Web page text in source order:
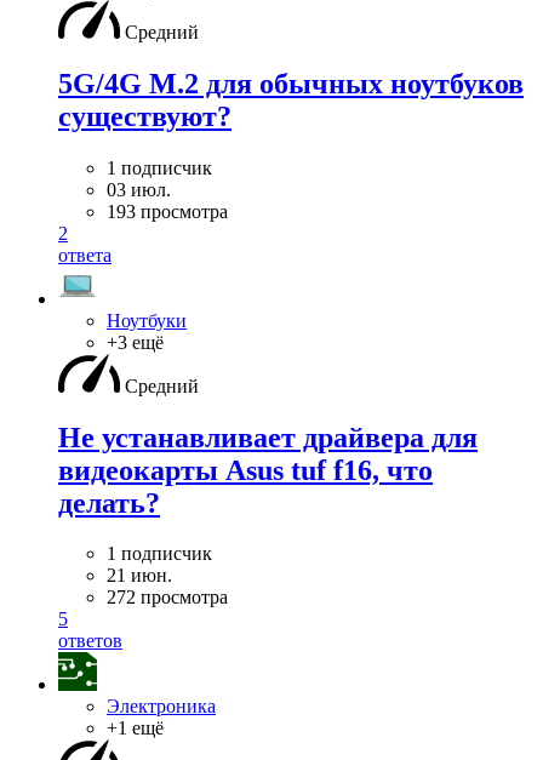
Средний
5G/4G M.2 для обычных ноутбуков
существуют?
1 подписчик
03 июл.
193 просмотра
2
ответа
Ноутбуки
+3 ещё
Средний
Не устанавливает драйвера для
видеокарты Asus tuf f16, что
делать?
1 подписчик
21 июн.
272 просмотра
5
ответов
Электроника
+1 ещё